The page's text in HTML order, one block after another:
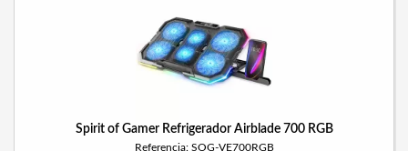
Spirit of Gamer Refrigerador Airblade 700 RGB
Referencia: SOG-VE700RGB